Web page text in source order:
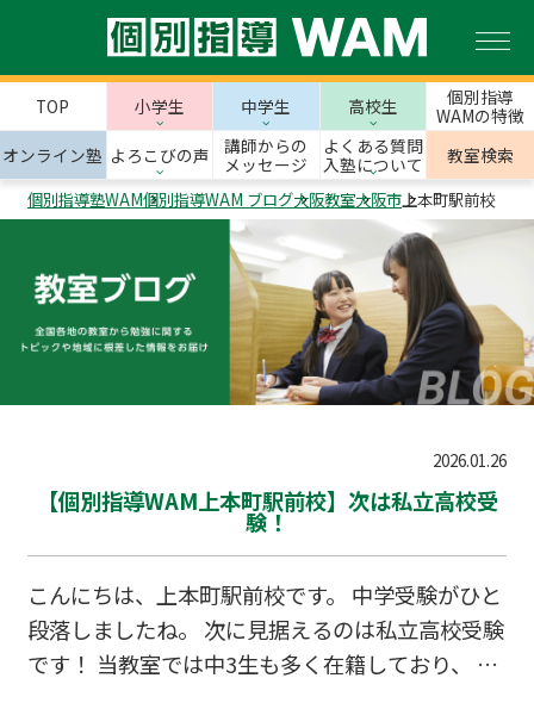
TOP 小学生 中学生 高校生
個別指導
WAMの特徴
オンライン塾 よろこびの声
講師からの
メッセージ
よくある質問
入塾について
教室検索
個別指導塾WAM個別指導WAM ブログ大阪教室大阪市上本町駅前校
2026.01.26
【個別指導WAM上本町駅前校】次は私立高校受
験！
こんにちは、上本町駅前校です。 中学受験がひと
段落しましたね。 次に見据えるのは私立高校受験
です！ 当教室では中3生も多く在籍しており、 そ